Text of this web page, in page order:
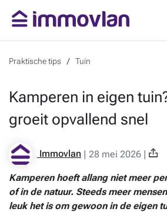
Praktische tips Tuin
Kamperen in eigen
groeit opvallend snel
Immovlan | 28 mei 2026 |
Kamperen hoeft allang niet meer
of in de natuur. Steeds meer
leuk het is om gewoon in de eigen